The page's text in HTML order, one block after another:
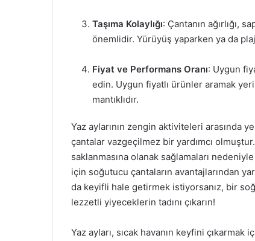
Taşıma Kolaylığı: Çantanın ağırlığı,
önemlidir. Yürüyüş yaparken ya da
Fiyat ve Performans Oranı: Uygun
edin. Uygun fiyatlı ürünler aramak
mantıklıdır.
Yaz aylarının zengin aktiviteleri arasında
çantalar vazgeçilmez bir yardımcı
saklanmasına olanak sağlamaları
için soğutucu çantaların avantajlarından
da keyifli hale getirmek istiyorsanız, bir
lezzetli yiyeceklerin tadını çıkarın!
Yaz ayları, sıcak havanın keyfini